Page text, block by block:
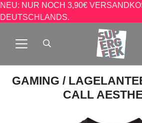
NEU: NUR NOCH 3,90€
DEUTSCHLANDS.
GAMING /
CALL